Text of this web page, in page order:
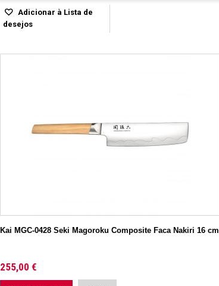
Adicionar à Lista de
desejos
Kai MGC-0428 Seki Magoroku Composite Faca Nakiri 16 cm
255,00 €